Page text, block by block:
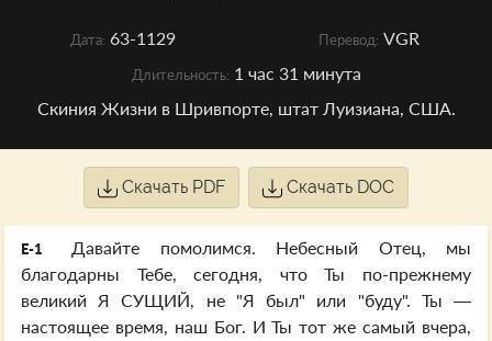
Дата: 63-1129 Перевод: VGR
Длительность: 1 час 31 минута
Скиния Жизни в Шривпорте, штат Луизиана, США.
Скачать PDF Скачать DOC
E-1
Давайте помолимся. Небесный Отец, мы
благодарны Тебе, сегодня, что Ты по-прежнему
великий Я СУЩИЙ, не "Я был" или "буду". Ты —
настоящее время, наш Бог. И Ты тот же самый вчера,